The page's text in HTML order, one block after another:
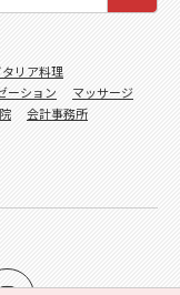
タリア料理
ーション
マッサージ
会計事務所